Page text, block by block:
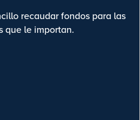
recaudar fondos para las
que le importan.